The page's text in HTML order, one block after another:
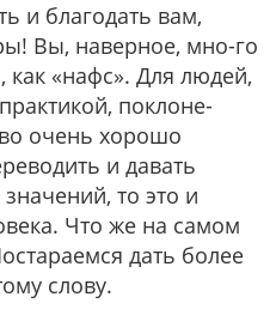
и благодать вам,
Вы, наверное, мно-го
«нафс». Для людей,
поклоне-
очень хорошо
и давать
то это и
Что же на самом
дать более
слову.